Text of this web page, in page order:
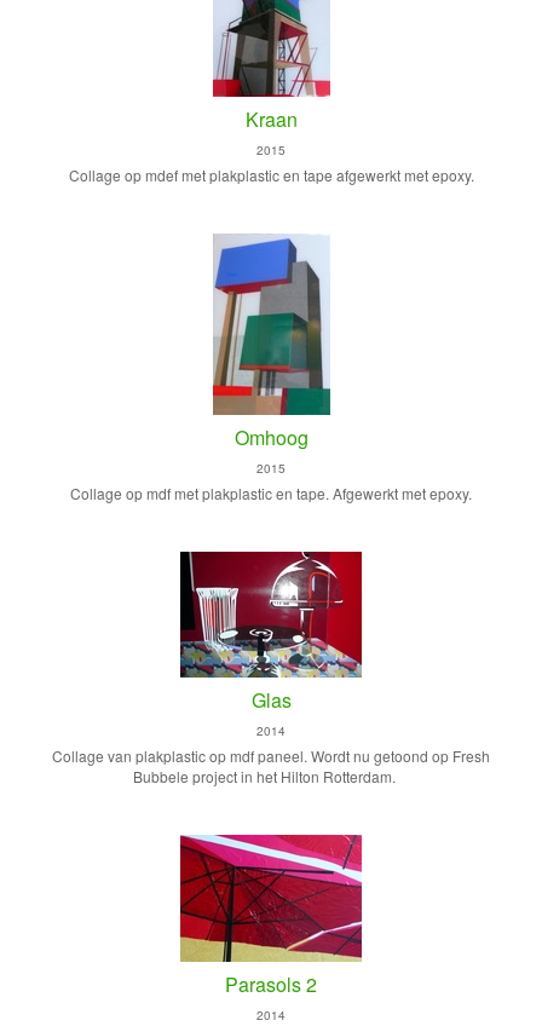
Kraan
2015
Collage op mdef met plakplastic en tape afgewerkt met epoxy.
Omhoog
2015
Collage op mdf met plakplastic en tape. Afgewerkt met epoxy.
Glas
2014
Collage van plakplastic op mdf paneel. Wordt nu getoond op Fresh
Bubbele project in het Hilton Rotterdam.
Parasols 2
2014